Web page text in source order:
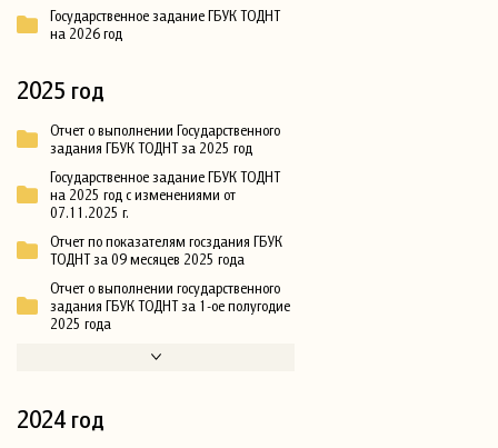
Государственное задание ГБУК ТОДНТ
на 2026 год
2025 год
Отчет о выполнении Государственного
задания ГБУК ТОДНТ за 2025 год
Государственное задание ГБУК ТОДНТ
на 2025 год с изменениями от
07.11.2025 г.
Отчет по показателям госздания ГБУК
ТОДНТ за 09 месяцев 2025 года
Отчет о выполнении государственного
задания ГБУК ТОДНТ за 1-ое полугодие
2025 года
2024 год